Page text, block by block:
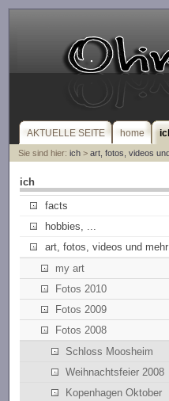
AKTUELLE SEITE home
Sie sind hier: ich> art, fotos, videos
ich
facts
hobbies, ...
art, fotos, videos und mehr
my art
Fotos 2010
Fotos 2009
Fotos 2008
Schloss Moosheim
Weihnachtsfeier 2008
Kopenhagen Oktober